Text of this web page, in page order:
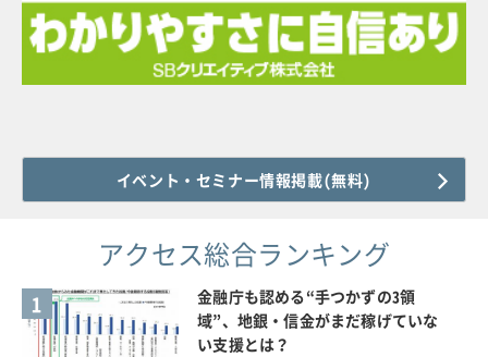
イベント・セミナー情報掲載(無料)
アクセス総合ランキング
1
金融庁も認める“手つかずの3領
域”、地銀・信金がまだ稼げていな
い支援とは？